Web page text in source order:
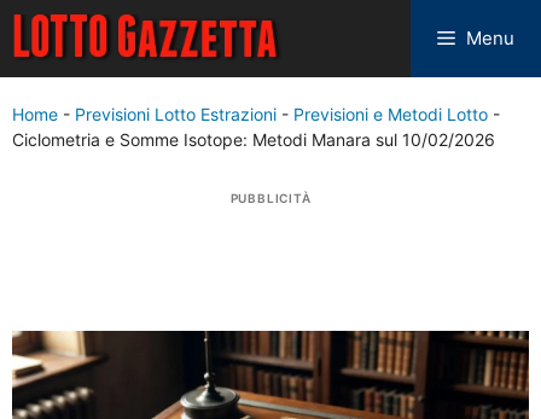
Menu
Home - Previsioni Lotto Estrazioni - Previsioni e Metodi Lotto -
Ciclometria e Somme Isotope: Metodi Manara sul 10/02/2026
PUBBLICITÀ